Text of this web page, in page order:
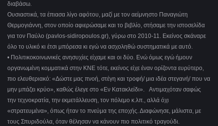
διαβάσω.
Ουσιαστικά, τα έπιασα λίγο αφότου, μαζί με τον αείμνηστο Παναγιώτη
Θερμογιάννη, στον οποίο αφιερώσαμε και το βιβλίο, στήσαμε την ιστοσελίδα
για τον Παύλο (pavlos-sidiropoulos.gr), γύρω στο 2010-11. Εκείνος σκάναρε
όλο το υλικό κι έτσι μπόρεσα κι εγώ να ασχοληθώ συστηματικά με αυτό.
• Πολιτικοκοινωνικές ανησυχίες είχαμε και οι δύο. Ενώ όμως εγώ ήμουν
οργανωμένη κομματικά στην ΚΝΕ τότε, εκείνος είχε έναν ορίζοντα ευρύτερο,
πιο ελευθεριακό: «Δώστε μας πνοή, στέγη και τροφή/ μια ιδέα στεγανή/ που να
μην μπάζει κρύο», καθώς έλεγε στο «Εν Κατακλείδι». Αντιμαχόταν σαφώς
την τεχνοκρατία, την εκμετάλλευση, τον πόλεμο κ.λπ., αλλά όχι
«στρατευμένα», όπως ήταν το πνεύμα της εποχής. Διαφώνησε, μάλιστα, με
τους Σπυριδούλα, όταν θέλησαν να κάνουν πιο πολιτικό τραγούδι.